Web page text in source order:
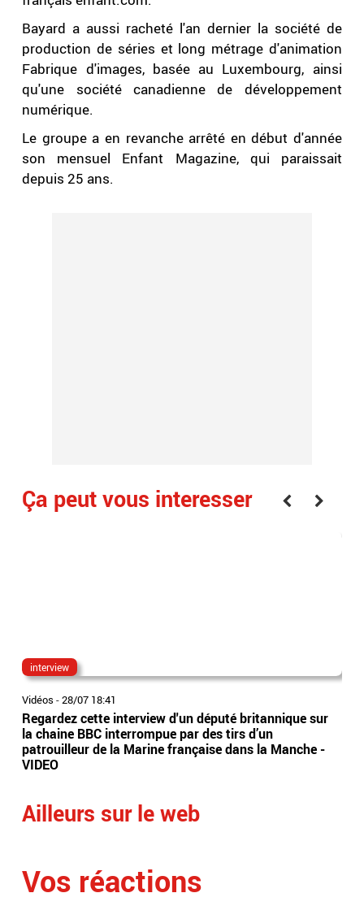
Bayard a aussi racheté l'an dernier la société de
production de séries et long métrage d'animation
Fabrique d'images, basée au Luxembourg, ainsi
qu'une société canadienne de développement
numérique.
Le groupe a en revanche arrêté en début d'année
son mensuel Enfant Magazine, qui paraissait
depuis 25 ans.
Ça peut vous interesser
interview
Vidéos -28/07 18:41
Regardez cette interview d'un député britannique sur
la chaine BBC interrompue par des tirs d’un
patrouilleur de la Marine française dans la Manche -
VIDEO
Ailleurs sur le web
Vos réactions